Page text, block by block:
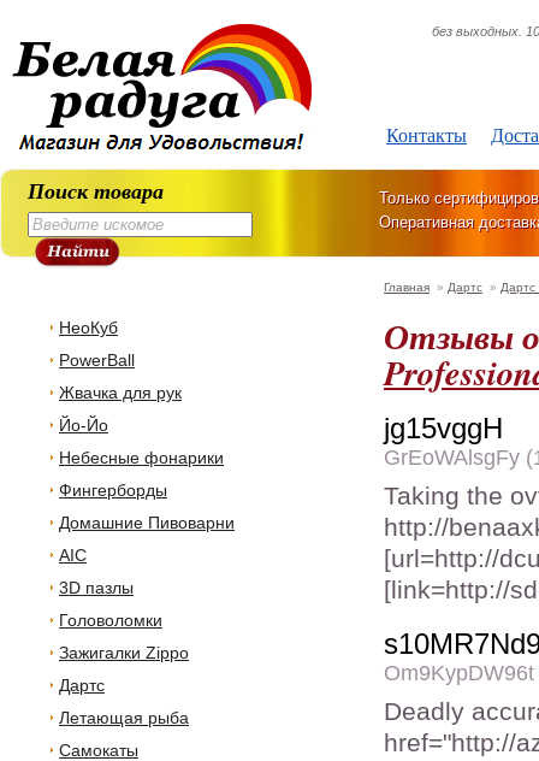
Контакты
без выходных.
Поиск товара
Только
Оперативная
НеоКуб
PowerBall
Жвачка для рук
Йо-Йо
Небесные фонарики
Фингерборды
Домашние Пивоварни
AIC
3D пазлы
Головоломки
Зажигалки Zippo
Дартс
Летающая рыба
Самокаты
Главная » Дартс » Дартс
Отзывы
jg15vggH
GrEoWAlsgFy
Taking the
http://
[url=http://
[link=http://
Deadly
href="http://